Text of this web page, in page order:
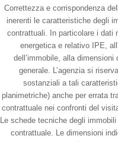
Correttezza e corrispondenza
inerenti le caratteristiche degli
contrattuali. In particolare i dati
energetica e relativo IPE,
dell’immobile, alla
generale. L’agenzia si
sostanziali a tali
planimetriche) anche per errata
contrattuale nei confronti del
Le schede tecniche degli
contrattuale. Le dimensioni